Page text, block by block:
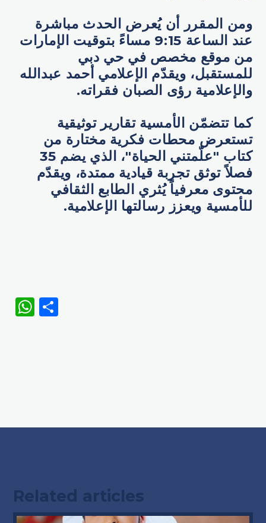
ومن المقرر أن يُعرض الحدث مباشرة
عند الساعة 9:15 مساءً بتوقيت الإمارات
من موقع مخصص في حي دبي
للمستقبل، ويقدّم الإعلامي أحمد عبدالله
والإعلامية رؤى الصبان فقراته.
كما تتضمّن الأمسية تقارير توثيقية
تستعرض محطات فكرية مختارة من
كتاب "علّمتني الحياة"، الذي يضم 35
فصلاً توثق تجربة قيادية ممتدة، ويقدّم
محتوى معرفياً يُثري الطابع الثقافي
للأمسية ويعزز رسالتها الإعلامية.
WhatsApp
Related articles